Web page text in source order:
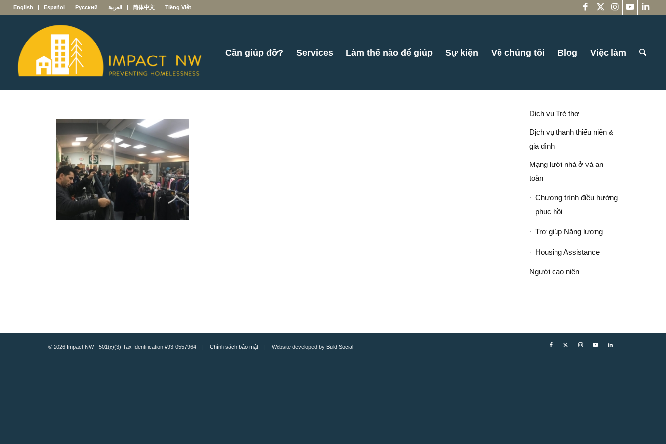
English Español Русский العربية 简体中文 Tiếng Việt
Cần giúp đỡ? Services Làm thế nào để giúp Sự kiện Về chúng tôi Blog Việc làm
Dịch vụ Trẻ thơ
Dịch vụ thanh thiếu niên &
gia đình
Mạng lưới nhà ở và an
toàn
Chương trình điều hướng
phục hồi
Trợ giúp Năng lượng
Housing Assistance
Người cao niên
© 2026 Impact NW - 501(c)(3) Tax Identification #93-0557964 |Chính sách bảo mật | Website developed by Build Social